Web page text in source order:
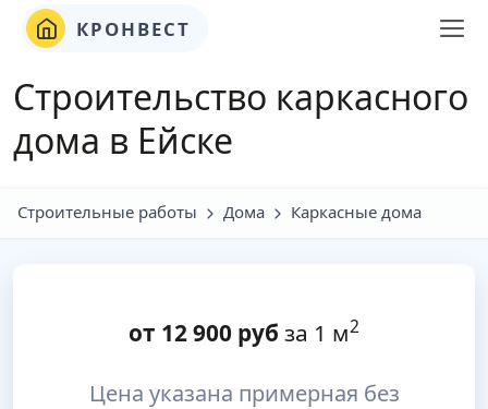
КРОНВЕСТ
Строительство каркасного
дома в Ейске
Строительные работы Дома Каркасные дома
от 12 900 руб за 1 м2
Цена указана примерная без